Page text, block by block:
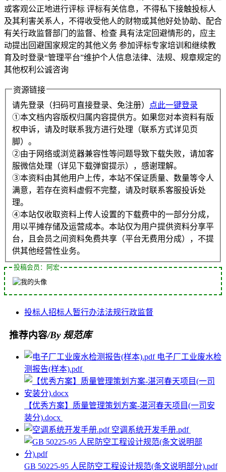
或客观公正地进行评标 评标有关信息，不得私下接触投标人
及其利害关系人，不得收受他人的财物或其他好处协助、配合
有关行政监督部门的监督、检查 具有法定回避情形的，应主
动提出回避国家规定的其他义务 参加评标专家培训和继续教
育及时登录“管理平台”维护个人信息法律、法规、规章规定的
其他权利公诚咨询
资源链接
请先登录（扫码可直接登录、免注册）
点此一键登录
①本文档内容版权归属内容提供方。如果您对本资料有版
权申诉，请及时联系我方进行处理（联系方式详见页
脚）。
②由于网络或浏览器兼容性等问题导致下载失败，请加客
服微信处理（详见下载弹窗提示），感谢理解。
③本资料由其他用户上传，本站不保证质量、数量等令人
满意，若存在资料虚假不完整，请及时联系客服投诉处
理。
④本站仅收取资料上传人设置的下载费中的一部分分成，
用以平摊存储及运营成本。本站仅为用户提供资料分享平
台，且会员之间资料免费共享（平台无费用分成），不提
供其他经营性业务。
投稿会员：阿宏
投标人招标人暂行办法法规行政监督
推荐内容/By 规范库
电子厂工业废水检
测报告(样本).pdf
【优秀方案】质量管理策划方案-湛河春天项目(一司安
装分).docx
空调系统开发手册.pdf
GB 50225-95 人民防空工程设计规范(条文说明部分).pdf